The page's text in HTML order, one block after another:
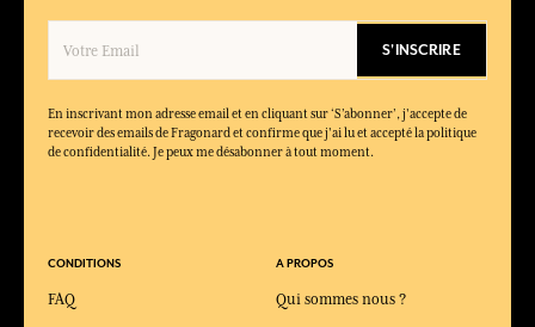
S'INSCRIRE
En inscrivant mon adresse email et en cliquant sur ‘S’abonner’, j'accepte de
recevoir des emails de Fragonard et confirme que j'ai lu et accepté la politique
de confidentialité. Je peux me désabonner à tout moment.
CONDITIONS
FAQ
A PROPOS
Qui sommes nous ?